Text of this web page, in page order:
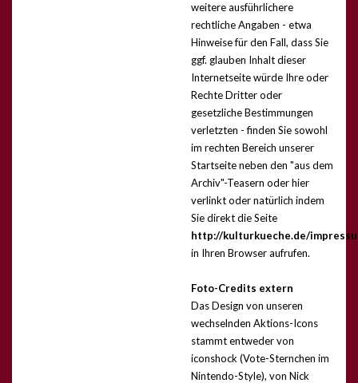
weitere ausführlichere
rechtliche Angaben - etwa
Hinweise für den Fall, dass Sie
ggf. glauben Inhalt dieser
Internetseite würde Ihre oder
Rechte Dritter oder
gesetzliche Bestimmungen
verletzten - finden Sie sowohl
im rechten Bereich unserer
Startseite neben den "aus dem
Archiv"-Teasern oder hier
verlinktoder natürlich indem
Sie direkt die Seite
http://kulturkueche.de/
in Ihren Browser aufrufen.
Foto-Credits extern
Das Design von unseren
wechselnden Aktions-Icons
stammt entweder von
iconshock (Vote-Sternchen im
Nintendo-Style), von Nick